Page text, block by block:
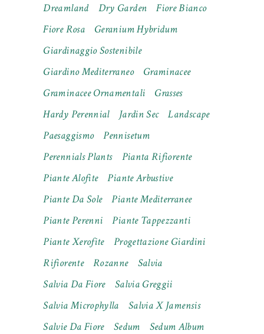
Dreamland
Dry Garden
Fiore Bianco
Fiore Rosa
Geranium Hybridum
Giardinaggio Sostenibile
Giardino Mediterraneo
Graminacee
Graminacee Ornamentali
Grasses
Hardy Perennial
Jardin Sec
Landscape
Paesaggismo
Pennisetum
Perennials Plants
Pianta Rifiorente
Piante Alofite
Piante Arbustive
Piante Da Sole
Piante Mediterranee
Piante Perenni
Piante Tappezzanti
Piante Xerofite
Progettazione Giardini
Rifiorente
Rozanne
Salvia
Salvia Da Fiore
Salvia Greggii
Salvia Microphylla
Salvia X Jamensis
Salvie Da Fiore
Sedum
Sedum Album